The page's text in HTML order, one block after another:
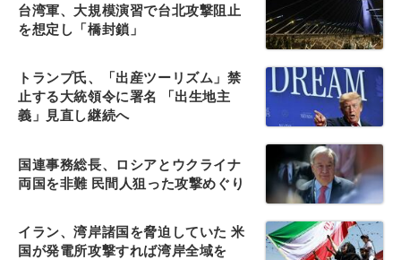
台湾軍、大規模演習で台北攻撃阻止
を想定し「橋封鎖」
トランプ氏、「出産ツーリズム」禁
止する大統領令に署名 「出生地主
義」見直し継続へ
国連事務総長、ロシアとウクライナ
両国を非難 民間人狙った攻撃めぐり
イラン、湾岸諸国を脅迫していた 米
国が発電所攻撃すれば湾岸全域を